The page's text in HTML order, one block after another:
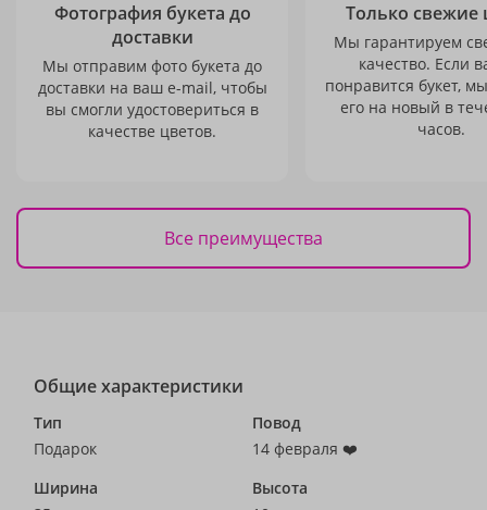
Фотография букета до
доставки
Мы отправим фото букета до
доставки на ваш e-mail, чтобы
вы смогли удостовериться в
качестве цветов.
Только свежие
Мы гарантируем
качество. Если
понравится букет,
его на новый в
часов.
Все преимущества
Общие характеристики
Тип
Подарок
Повод
14 февраля ❤️
Ширина
Высота